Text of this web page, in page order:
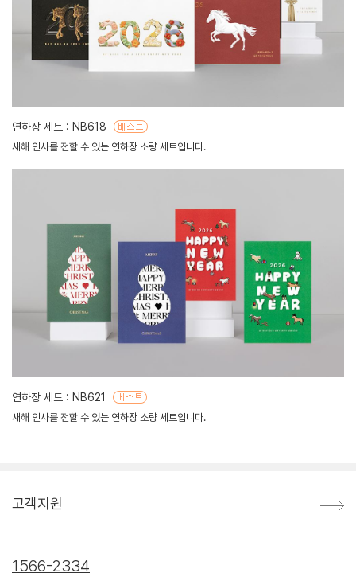
연하장 세트 : NB618
새해 인사를 전할 수 있는 연하장 소량 세트입니다.
연하장 세트 : NB621
새해 인사를 전할 수 있는 연하장 소량 세트입니다.
고객지원
1566-2334